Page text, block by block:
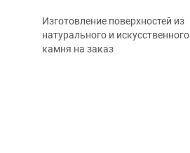
Изготовление поверхностей из
натурального и искусственного
камня на заказ